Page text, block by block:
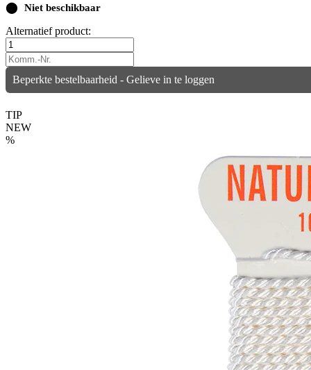
⬤ Niet beschikbaar
Alternatief product:
Beperkte bestelbaarheid - Gelieve in te loggen
TIP
NEW
%